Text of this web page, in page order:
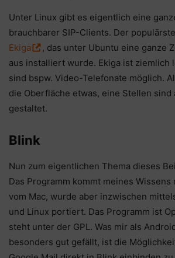
Unter Linux gibt es eigentlich eine
brauchbarer SIP-Clients. Der
Ekiga
, das unter Ubuntu eine ganze
aus installiert wurde. Ekiga ist ziemlich
sind bspw. Video-Telefonate möglich.
die Oberfläche etwas, eine Stellen sind
gestaltet.
Blink
Nun zum eigentlichen Thema dieses
Das Programm kommt meines
vom Mac, wurde aber inzwischen
und Linux portiert. Das Programm ist
steht unter der GPL. Was mir als
besonders gut gefällt, ist die